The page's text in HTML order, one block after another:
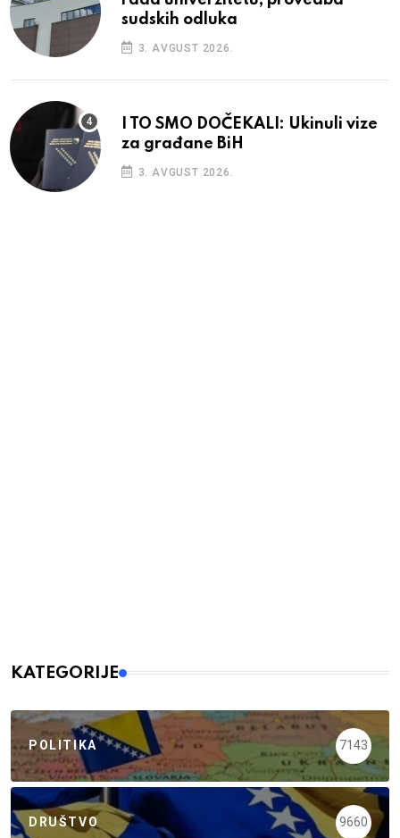
sudskih odluka
3. AVGUST 2026.
I TO SMO DOČEKALI: Ukinuli vize
za građane BiH
3. AVGUST 2026.
KATEGORIJE
POLITIKA 7143
DRUŠTVO 9660